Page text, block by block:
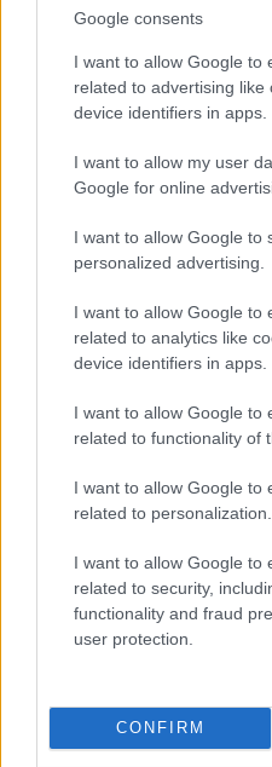
Google consents
I want to allow Google to
related to advertising like
device identifiers in apps.
I want to allow my user
Google for online
I want to allow Google to
personalized advertising.
I want to allow Google to
related to analytics like
device identifiers in apps.
I want to allow Google to
related to functionality of
I want to allow Google to
related to personalization.
I want to allow Google to
related to security,
functionality and fraud
user protection.
CONFIRM
Aκολουθήστε μας
παντού…
ΔΙΕΘΝΗ
06/08/2026
Θετικές εντυπώσεις άφησε